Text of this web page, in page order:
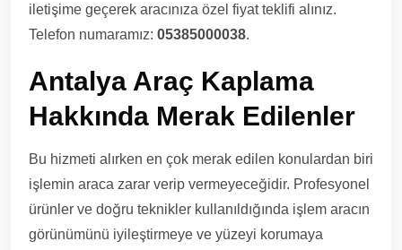
iletişime geçerek aracınıza özel fiyat teklifi alınız.
Telefon numaramız: 05385000038.
Antalya Araç Kaplama
Hakkında Merak Edilenler
Bu hizmeti alırken en çok merak edilen konulardan biri
işlemin araca zarar verip vermeyeceğidir. Profesyonel
ürünler ve doğru teknikler kullanıldığında işlem aracın
görünümünü iyileştirmeye ve yüzeyi korumaya